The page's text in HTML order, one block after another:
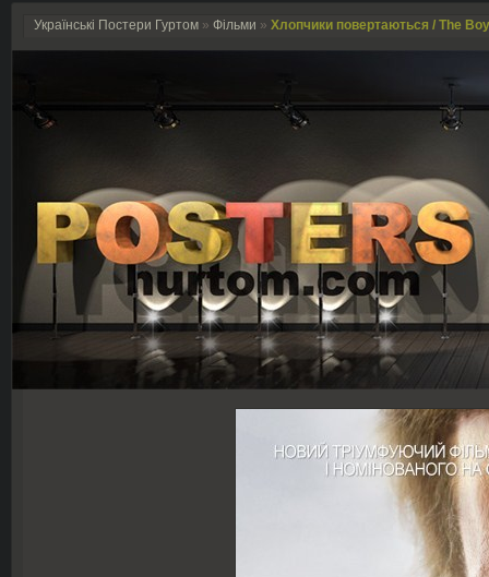
Українські Постери Гуртом » Фільми » Хлопчики повертаються / The